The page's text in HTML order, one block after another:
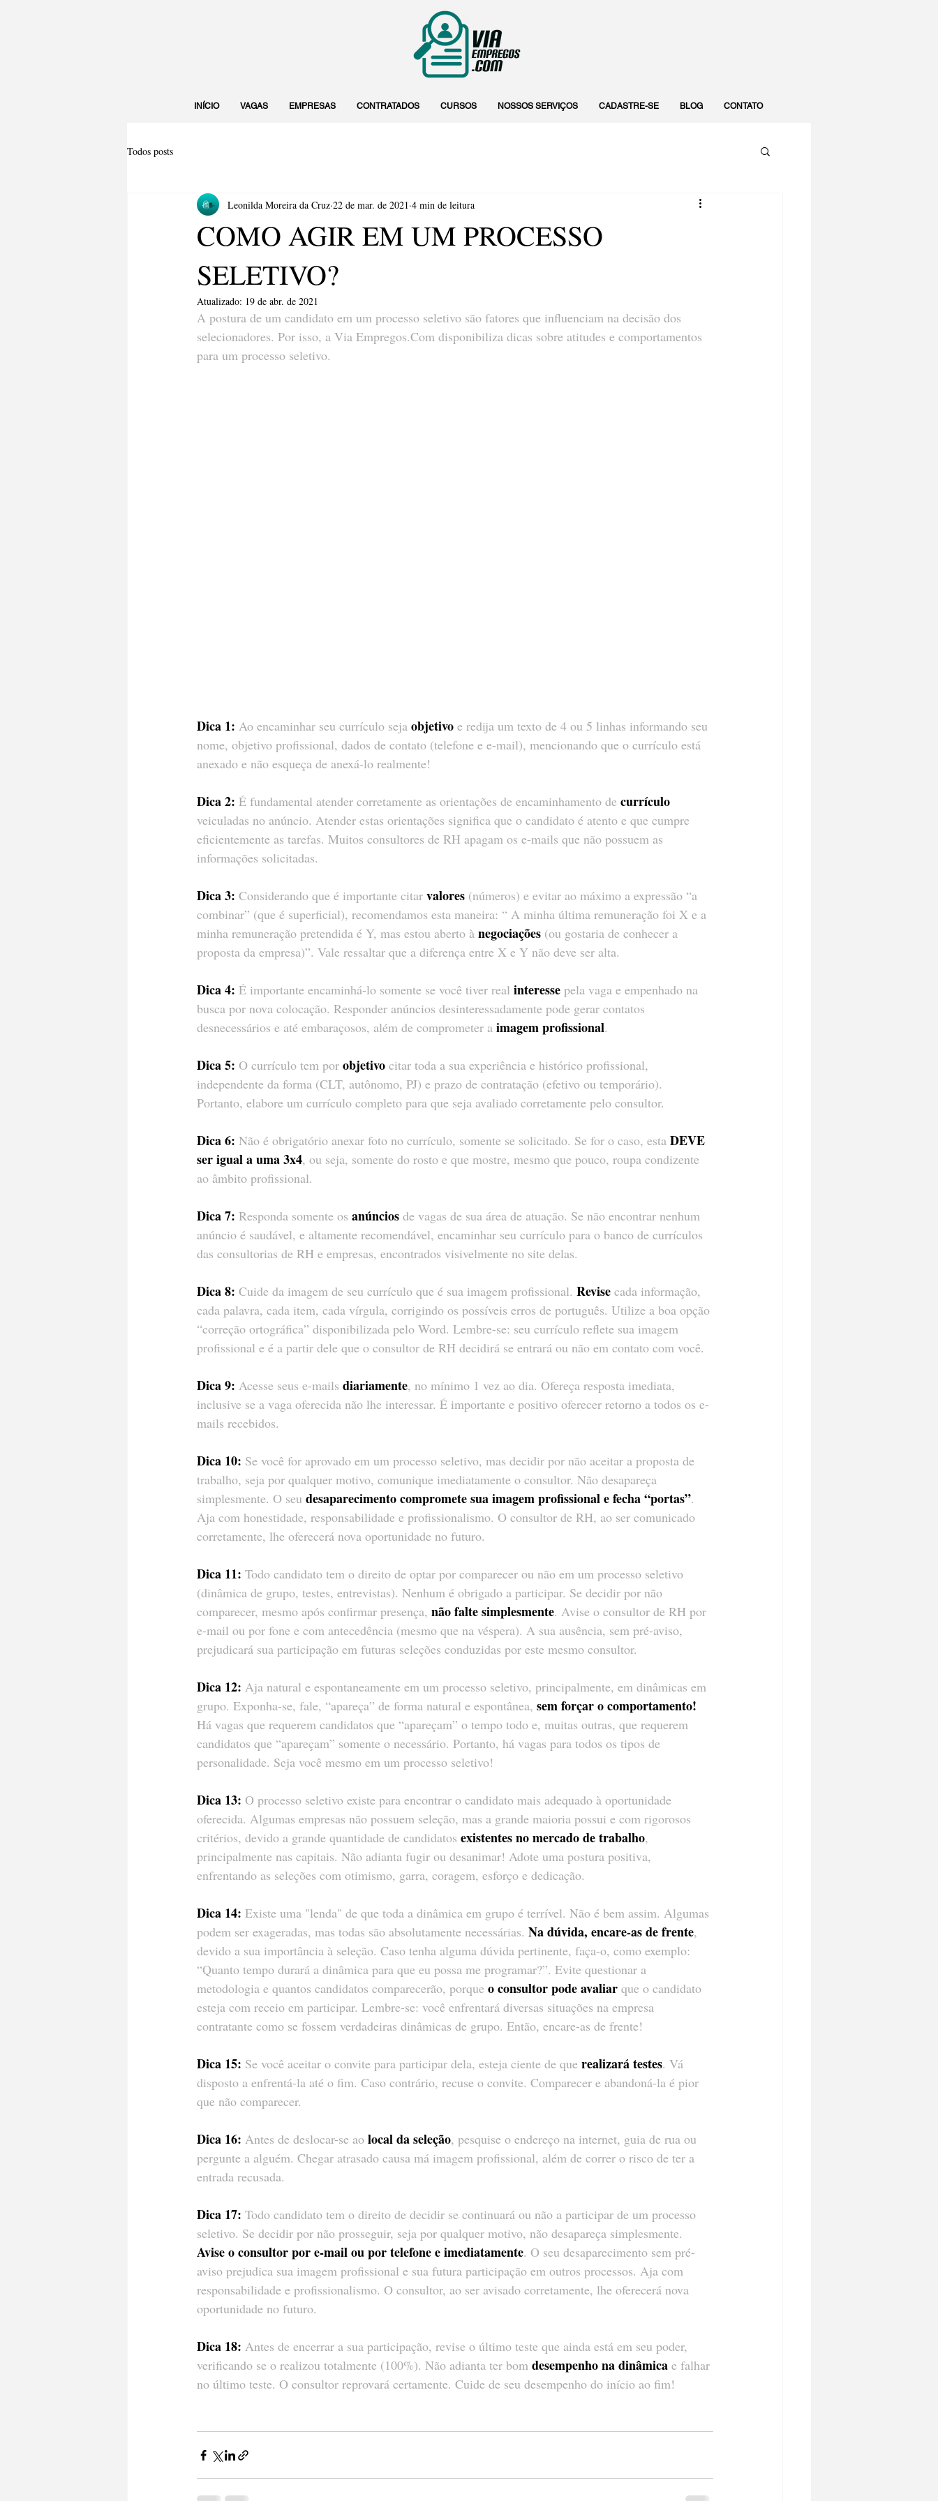
INÍCIO VAGAS EMPRESAS CONTRATADOS CURSOS NOSSOS SERVIÇOS CADASTRE-SE BLOG CONTATO
Todos posts
COMO AGIR EM UM PROCESSO
SELETIVO?
Leonilda Moreira da Cruz 22 de mar. de 2021 4 min de leitura
Atualizado: 19 de abr. de 2021
A postura de um candidato em um processo seletivo são fatores que influenciam na decisão dos
selecionadores. Por isso, a Via Empregos.Com disponibiliza dicas sobre atitudes e comportamentos
para um processo seletivo.
Dica 1: Ao encaminhar seu currículo seja objetivo e redija um texto de 4 ou 5 linhas informando seu
nome, objetivo profissional, dados de contato (telefone e e-mail), mencionando que o currículo está
anexado e não esqueça de anexá-lo realmente!
Dica 2: É fundamental atender corretamente as orientações de encaminhamento de currículo
veiculadas no anúncio. Atender estas orientações significa que o candidato é atento e que cumpre
eficientemente as tarefas. Muitos consultores de RH apagam os e-mails que não possuem as
informações solicitadas.
Dica 3: Considerando que é importante citar valores (números) e evitar ao máximo a expressão “a
combinar” (que é superficial), recomendamos esta maneira: “ A minha última remuneração foi X e a
minha remuneração pretendida é Y, mas estou aberto à negociações (ou gostaria de conhecer a
proposta da empresa)”. Vale ressaltar que a diferença entre X e Y não deve ser alta.
Dica 4: É importante encaminhá-lo somente se você tiver real interesse pela vaga e empenhado na
busca por nova colocação. Responder anúncios desinteressadamente pode gerar contatos
desnecessários e até embaraçosos, além de comprometer a imagem profissional.
Dica 5: O currículo tem por objetivo citar toda a sua experiência e histórico profissional,
independente da forma (CLT, autônomo, PJ) e prazo de contratação (efetivo ou temporário).
Portanto, elabore um currículo completo para que seja avaliado corretamente pelo consultor.
Dica 6: Não é obrigatório anexar foto no currículo, somente se solicitado. Se for o caso, esta DEVE
ser igual a uma 3x4, ou seja, somente do rosto e que mostre, mesmo que pouco, roupa condizente
ao âmbito profissional.
Dica 7: Responda somente os anúncios de vagas de sua área de atuação. Se não encontrar nenhum
anúncio é saudável, e altamente recomendável, encaminhar seu currículo para o banco de currículos
das consultorias de RH e empresas, encontrados visivelmente no site delas.
Dica 8: Cuide da imagem de seu currículo que é sua imagem profissional. Revise cada informação,
cada palavra, cada item, cada vírgula, corrigindo os possíveis erros de português. Utilize a boa opção
“correção ortográfica” disponibilizada pelo Word. Lembre-se: seu currículo reflete sua imagem
profissional e é a partir dele que o consultor de RH decidirá se entrará ou não em contato com você.
Dica 9: Acesse seus e-mails diariamente, no mínimo 1 vez ao dia. Ofereça resposta imediata,
inclusive se a vaga oferecida não lhe interessar. É importante e positivo oferecer retorno a todos os e-
mails recebidos.
Dica 10: Se você for aprovado em um processo seletivo, mas decidir por não aceitar a proposta de
trabalho, seja por qualquer motivo, comunique imediatamente o consultor. Não desapareça
simplesmente. O seu desaparecimento compromete sua imagem profissional e fecha “portas”.
Aja com honestidade, responsabilidade e profissionalismo. O consultor de RH, ao ser comunicado
corretamente, lhe oferecerá nova oportunidade no futuro.
Dica 11: Todo candidato tem o direito de optar por comparecer ou não em um processo seletivo
(dinâmica de grupo, testes, entrevistas). Nenhum é obrigado a participar. Se decidir por não
comparecer, mesmo após confirmar presença, não falte simplesmente. Avise o consultor de RH por
e-mail ou por fone e com antecedência (mesmo que na véspera). A sua ausência, sem pré-aviso,
prejudicará sua participação em futuras seleções conduzidas por este mesmo consultor.
Dica 12: Aja natural e espontaneamente em um processo seletivo, principalmente, em dinâmicas em
grupo. Exponha-se, fale, “apareça” de forma natural e espontânea, sem forçar o comportamento!
Há vagas que requerem candidatos que “apareçam” o tempo todo e, muitas outras, que requerem
candidatos que “apareçam” somente o necessário. Portanto, há vagas para todos os tipos de
personalidade. Seja você mesmo em um processo seletivo!
Dica 13: O processo seletivo existe para encontrar o candidato mais adequado à oportunidade
oferecida. Algumas empresas não possuem seleção, mas a grande maioria possui e com rigorosos
critérios, devido a grande quantidade de candidatos existentes no mercado de trabalho,
principalmente nas capitais. Não adianta fugir ou desanimar! Adote uma postura positiva,
enfrentando as seleções com otimismo, garra, coragem, esforço e dedicação.
Dica 14: Existe uma "lenda" de que toda a dinâmica em grupo é terrível. Não é bem assim. Algumas
podem ser exageradas, mas todas são absolutamente necessárias. Na dúvida, encare-as de frente,
devido a sua importância à seleção. Caso tenha alguma dúvida pertinente, faça-o, como exemplo:
“Quanto tempo durará a dinâmica para que eu possa me programar?”. Evite questionar a
metodologia e quantos candidatos comparecerão, porque o consultor pode avaliar que o candidato
esteja com receio em participar. Lembre-se: você enfrentará diversas situações na empresa
contratante como se fossem verdadeiras dinâmicas de grupo. Então, encare-as de frente!
Dica 15: Se você aceitar o convite para participar dela, esteja ciente de que realizará testes. Vá
disposto a enfrentá-la até o fim. Caso contrário, recuse o convite. Comparecer e abandoná-la é pior
que não comparecer.
Dica 16: Antes de deslocar-se ao local da seleção, pesquise o endereço na internet, guia de rua ou
pergunte a alguém. Chegar atrasado causa má imagem profissional, além de correr o risco de ter a
entrada recusada.
Dica 17: Todo candidato tem o direito de decidir se continuará ou não a participar de um processo
seletivo. Se decidir por não prosseguir, seja por qualquer motivo, não desapareça simplesmente.
Avise o consultor por e-mail ou por telefone e imediatamente. O seu desaparecimento sem pré-
aviso prejudica sua imagem profissional e sua futura participação em outros processos. Aja com
responsabilidade e profissionalismo. O consultor, ao ser avisado corretamente, lhe oferecerá nova
oportunidade no futuro.
Dica 18: Antes de encerrar a sua participação, revise o último teste que ainda está em seu poder,
verificando se o realizou totalmente (100%). Não adianta ter bom desempenho na dinâmica e falhar
no último teste. O consultor reprovará certamente. Cuide de seu desempenho do início ao fim!